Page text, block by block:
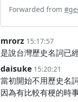
Forwarded from
mrorz 15:17:57
是說台灣歷史名詞已
daisuke 15:20:21
當初開始不用歷史名
因為有比較有梗的時